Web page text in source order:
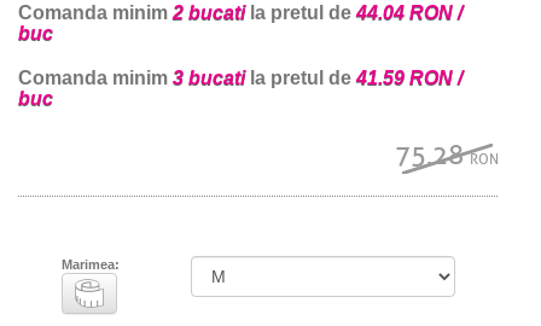
Comanda minim 2 bucatila pretul de44.04 RON /
buc
Comanda minim 3 bucatila pretul de41.59 RON /
buc
75.28RON
Marimea: